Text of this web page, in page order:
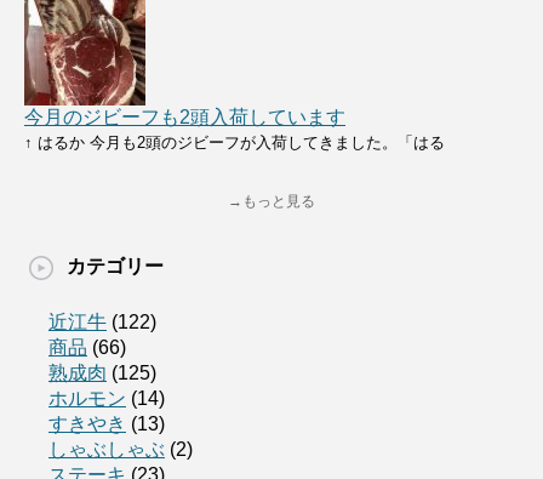
今月のジビーフも2頭入荷しています
↑ はるか 今月も2頭のジビーフが入荷してきました。「はる
→もっと見る
カテゴリー
近江牛 (122)
商品 (66)
熟成肉 (125)
ホルモン (14)
すきやき (13)
しゃぶしゃぶ (2)